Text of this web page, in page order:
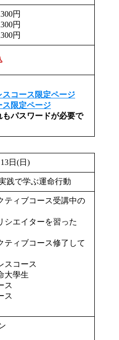
円
円
円
スコース限定ページ
ス限定ページ
パスワードが必要で
日(日)
践で学ぶ運命行動
ティブコース受講中の
エイターを習った
ティブコース修了して
スコース
大學生
ス
ス